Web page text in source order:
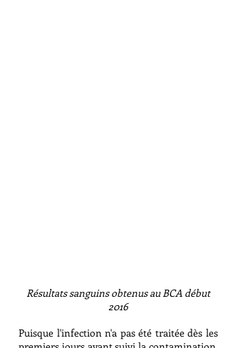
Résultats sanguins obtenus au BCA début
2016
Puisque l'infection n'a pas été traitée dès les